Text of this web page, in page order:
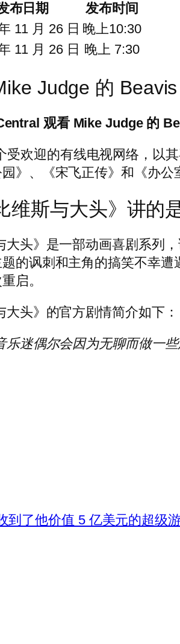
布日期
发布时间
11 月 26 日 晚上10:30
11 月 26 日 晚上 7:30
Judge 的
观看 Mike Judge 的
受欢迎的有线电视网络，以
》、《宋飞正传》和《办公
维斯与大头》讲的
大头》是一部动画喜剧系列
的讽刺和主角的搞笑不幸
启。
大头》的官方剧情简介如下：
迷偶尔会因为无聊而做一些
到了他价值 5 亿美元的超级